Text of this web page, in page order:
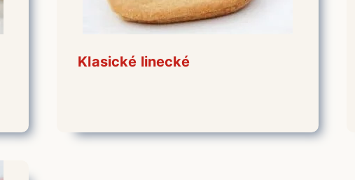
Klasické linecké